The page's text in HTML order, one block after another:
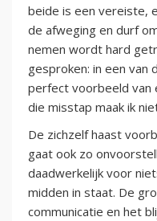
beide is een vereiste,
de afweging en durf
nemen wordt hard
gesproken: in een van
perfect voorbeeld van
die misstap maak ik
De zichzelf haast
gaat ook zo
daadwerkelijk voor
midden in staat. De
communicatie en het